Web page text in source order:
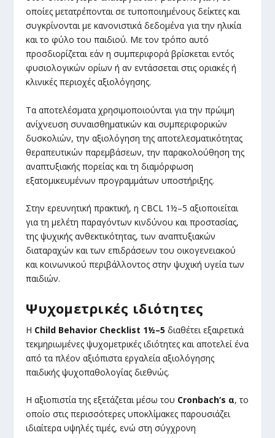
οποίες μετατρέπονται σε τυποποιημένους δείκτες και
συγκρίνονται με κανονιστικά δεδομένα για την ηλικία
και το φύλο του παιδιού. Με τον τρόπο αυτό
προσδιορίζεται εάν η συμπεριφορά βρίσκεται εντός
φυσιολογικών ορίων ή αν εντάσσεται στις οριακές ή
κλινικές περιοχές αξιολόγησης.
Τα αποτελέσματα χρησιμοποιούνται για την πρώιμη
ανίχνευση συναισθηματικών και συμπεριφορικών
δυσκολιών, την αξιολόγηση της αποτελεσματικότητας
θεραπευτικών παρεμβάσεων, την παρακολούθηση της
αναπτυξιακής πορείας και τη διαμόρφωση
εξατομικευμένων προγραμμάτων υποστήριξης.
Στην ερευνητική πρακτική, η CBCL 1½–5 αξιοποιείται
για τη μελέτη παραγόντων κινδύνου και προστασίας,
της ψυχικής ανθεκτικότητας, των αναπτυξιακών
διαταραχών και των επιδράσεων του οικογενειακού
και κοινωνικού περιβάλλοντος στην ψυχική υγεία των
παιδιών.
Ψυχομετρικές ιδιότητες
Η Child Behavior Checklist 1½–5 διαθέτει εξαιρετικά
τεκμηριωμένες ψυχομετρικές ιδιότητες και αποτελεί ένα
από τα πλέον αξιόπιστα εργαλεία αξιολόγησης
παιδικής ψυχοπαθολογίας διεθνώς.
Η αξιοπιστία της εξετάζεται μέσω του Cronbach‘s α, το
οποίο στις περισσότερες υποκλίμακες παρουσιάζει
ιδιαίτερα υψηλές τιμές, ενώ στη σύγχρονη